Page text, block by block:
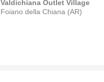
Valdichiana Outlet Village
Foiano della Chiana (AR)